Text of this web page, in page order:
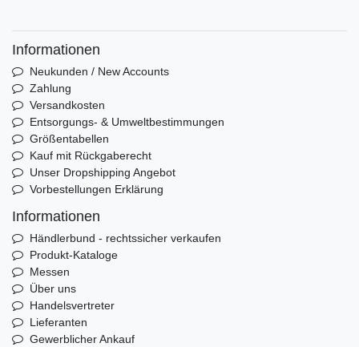
Informationen
Neukunden / New Accounts
Zahlung
Versandkosten
Entsorgungs- & Umweltbestimmungen
Größentabellen
Kauf mit Rückgaberecht
Unser Dropshipping Angebot
Vorbestellungen Erklärung
Informationen
Händlerbund - rechtssicher verkaufen
Produkt-Kataloge
Messen
Über uns
Handelsvertreter
Lieferanten
Gewerblicher Ankauf